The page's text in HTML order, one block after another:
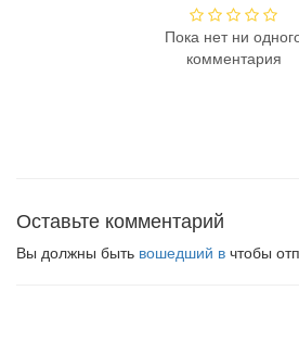
Пока нет ни
комментария
Оставьте комментарий
Вы должны быть вошедший в чтобы